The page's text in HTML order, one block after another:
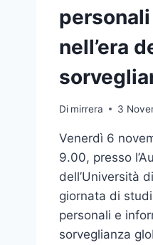
nell’era
Di mirrera 3
Venerdì 6
9.00, presso
dell’Università
giornata di
personali e
sorveglianza